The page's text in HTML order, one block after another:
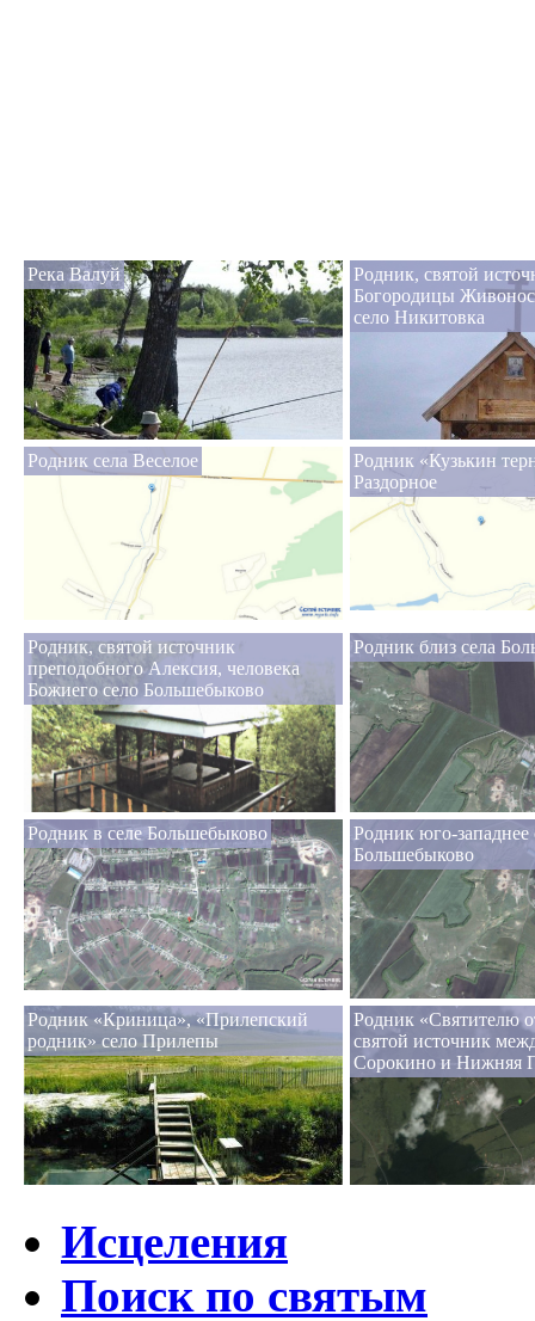
Река Валуй
Родник, святой
Богородицы
село Никитовка
Родник села Веселое
Родник «Кузькин
Раздорное
Родник, святой источник
преподобного Алексия, человека
Божиего село Большебыково
Родник близ села
Родник в селе Большебыково
Родник юго-западнее
Большебыково
Родник «Криница», «Прилепский
родник» село Прилепы
Родник «Святителю
святой источник
Сорокино и Нижняя
Исцеления
Поиск по святым